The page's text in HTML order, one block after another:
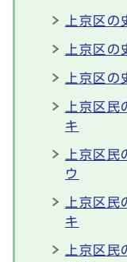
上京区
上京区
上京区
上京区
キ
上京区
ウ
上京区
キ
上京区